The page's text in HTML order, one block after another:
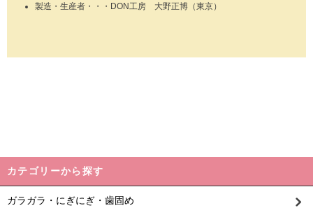
製造・生産者・・・DON工房 大野正博（東京）
カテゴリーから探す
ガラガラ・にぎにぎ・歯固め